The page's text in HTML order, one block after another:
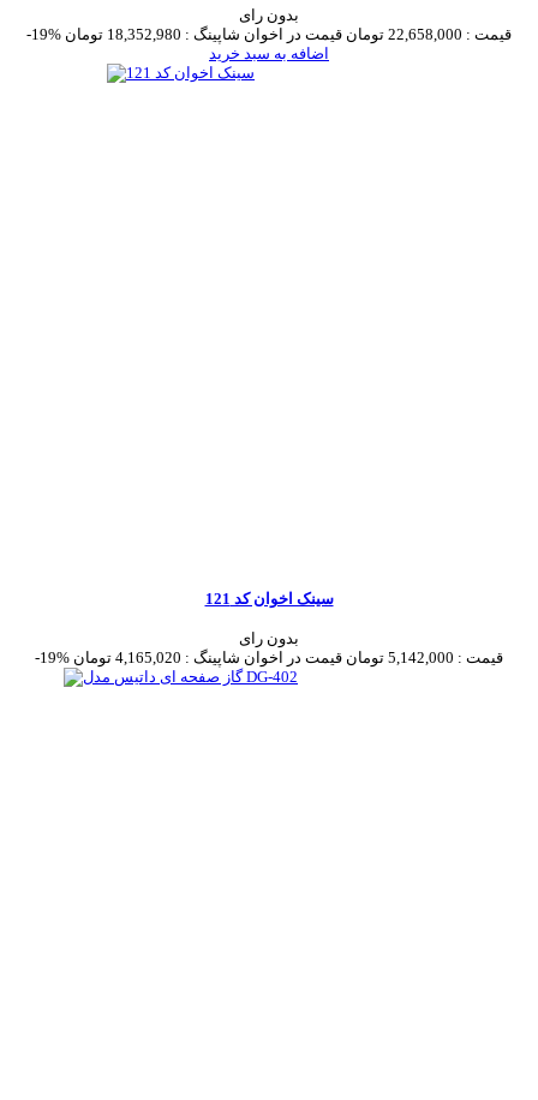
بدون رای
-19%
قیمت : 22,658,000 تومان قیمت در اخوان شاپینگ : 18,352,980 تومان
اضافه به سبد خرید
سینک اخوان کد 121
بدون رای
-19%
قیمت : 5,142,000 تومان قیمت در اخوان شاپینگ : 4,165,020 تومان